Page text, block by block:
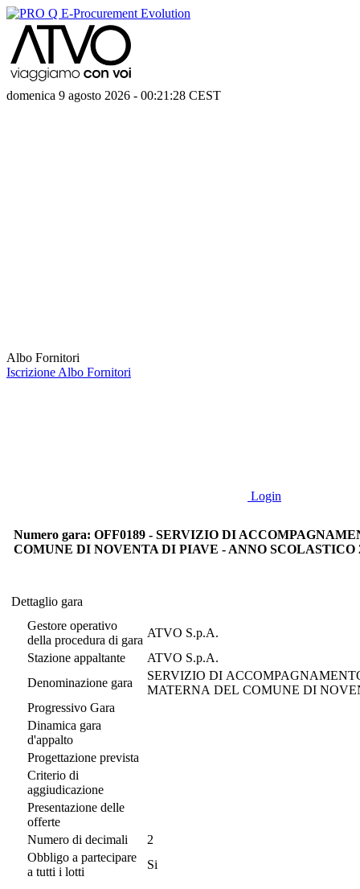
domenica 9 agosto 2026 - 00:21:28 CEST
Albo Fornitori
Iscrizione Albo Fornitori
Login
Numero gara: OFF0189 - SERVIZIO DI
COMUNE DI NOVENTA DI PIAVE - ANNO SCOLASTICO
Dettaglio gara
Gestore operativo
della procedura di gara
ATVO S.p.A.
Stazione appaltante
ATVO S.p.A.
Denominazione gara
SERVIZIO DI
MATERNA DEL COMUNE DI
Progressivo Gara
Dinamica gara
d'appalto
Progettazione prevista
Criterio di
aggiudicazione
Presentazione delle
offerte
Numero di decimali
2
Obbligo a partecipare
a tutti i lotti
Si